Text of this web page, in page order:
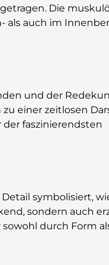
Die
als auch im
und der
einer zeitlosen
faszinierendsten
symbolisiert,
sondern auch
durch Form